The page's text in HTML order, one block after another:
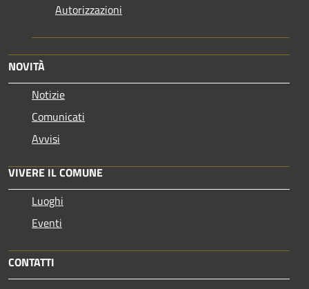
Autorizzazioni
NOVITÀ
Notizie
Comunicati
Avvisi
VIVERE IL COMUNE
Luoghi
Eventi
CONTATTI